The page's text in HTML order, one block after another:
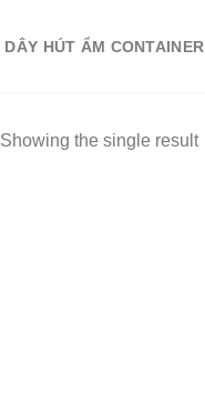
DÂY HÚT ẨM CONTAINER
Showing the single result